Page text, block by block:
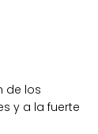
de los
y a la fuerte